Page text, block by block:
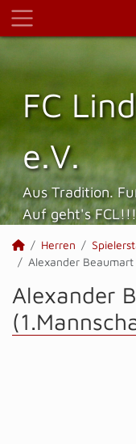
FC
e.V.
Aus Tradition.
Auf geht's FCL!!!
Herren
Alexander Beaumart
Alexander